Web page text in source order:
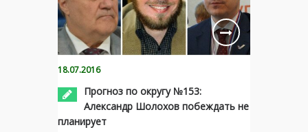
18.07.2016
Прогноз по округу №153:
Александр Шолохов побеждать не
планирует